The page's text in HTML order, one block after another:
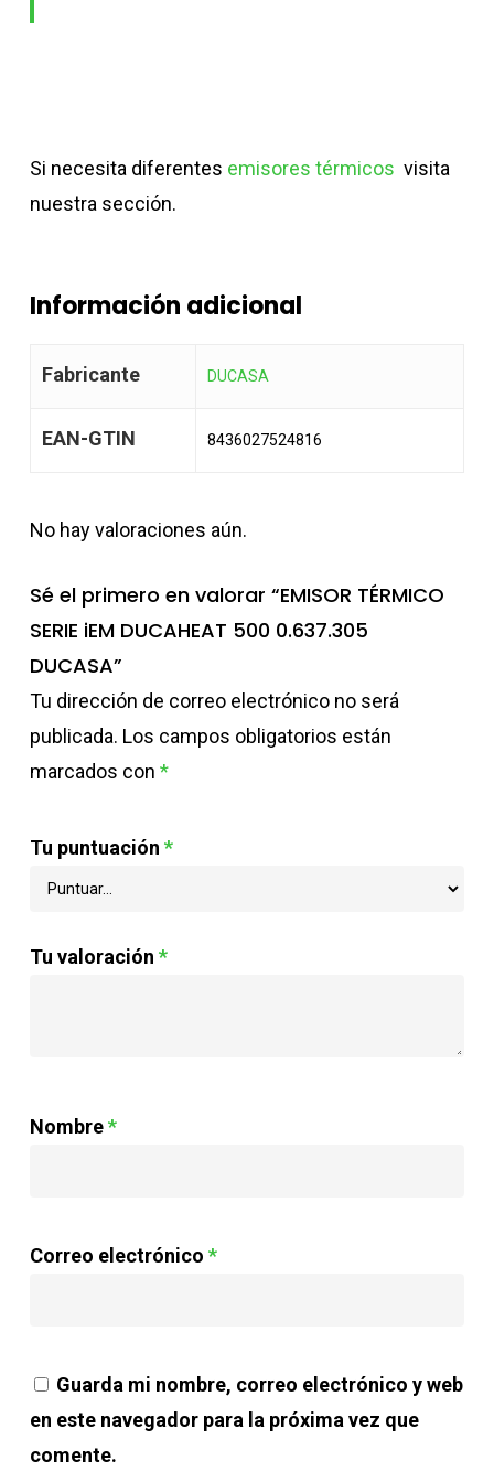
Si necesita diferentes emisores térmicos visita
nuestra sección.
Información adicional
Fabricante DUCASA
EAN-GTIN 8436027524816
No hay valoraciones aún.
Sé el primero en valorar “EMISOR TÉRMICO
SERIE iEM DUCAHEAT 500 0.637.305
DUCASA”
Tu dirección de correo electrónico no será
publicada. Los campos obligatorios están
marcados con *
Tu puntuación *
Tu valoración *
Nombre*
Correo electrónico *
Guarda mi nombre, correo electrónico y web
en este navegador para la próxima vez que
comente.